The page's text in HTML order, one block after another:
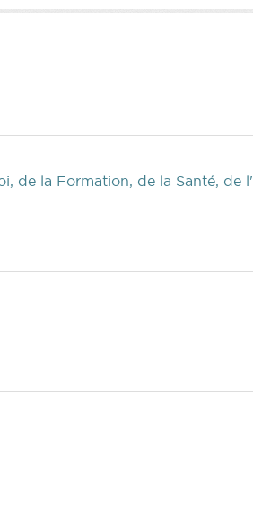
de la Formation, de la Santé, de